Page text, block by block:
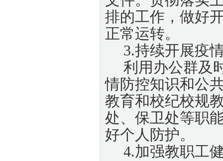
排的工作，做好
正常运转。
3.持续开展疫
利用办公群及
情防控知识和公
教育和校纪校规
处、保卫处等职
好个人防护。
4.加强教职工